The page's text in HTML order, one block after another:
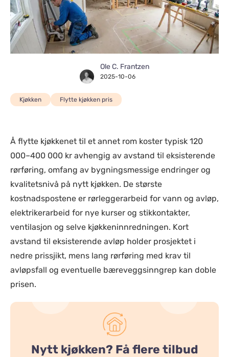
Ole C. Frantzen
2025-10-06
Kjøkken Flytte kjøkken pris
Å flytte kjøkkenet til et annet rom koster typisk 120
000–400 000 kr avhengig av avstand til eksisterende
rørføring, omfang av bygningsmessige endringer og
kvalitetsnivå på nytt kjøkken. De største
kostnadspostene er rørleggerarbeid for vann og avløp,
elektrikerarbeid for nye kurser og stikkontakter,
ventilasjon og selve kjøkkeninnredningen. Kort
avstand til eksisterende avløp holder prosjektet i
nedre prissjikt, mens lang rørføring med krav til
avløpsfall og eventuelle bæreveggsinngrep kan doble
prisen.
Nytt kjøkken? Få flere tilbud